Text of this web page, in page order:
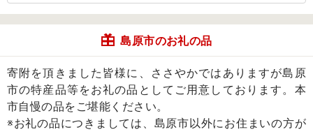
島原市のお礼の品
寄附を頂きました皆様に、ささやかではありますが島原
市の特産品等をお礼の品としてご用意しております。本
市自慢の品をご堪能ください。
※お礼の品につきましては、島原市以外にお住まいの方が